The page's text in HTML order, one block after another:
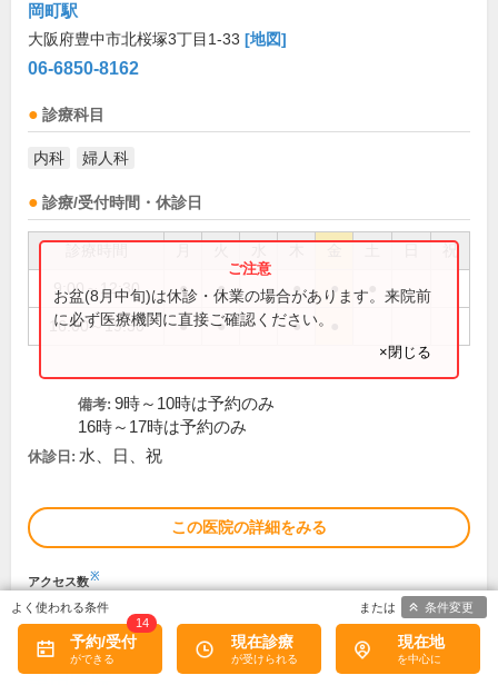
岡町駅
大阪府豊中市北桜塚3丁目1-33 [地図]
06-6850-8162
診療科目
内科 婦人科
診療/受付時間・休診日
祝
9:00～12:30 ● ● ● ●
16:00～19:30 ● ● ●
お盆(8月中旬)は休診・休業の場合があります。来院前
に必ず医療機関に直接ご確認ください。
×閉じる
備考: 9時～10時は予約のみ
16時～17時は予約のみ
休診日: 水、日、祝
この医院の詳細をみる
アクセス数※
予約/受付
14
現在診療 現在地
条件変更